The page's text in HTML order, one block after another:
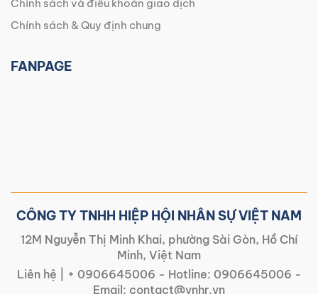
Chính sách và điều khoản giao dịch
Chính sách & Quy định chung
FANPAGE
CÔNG TY TNHH HIỆP HỘI NHÂN SỰ VIỆT NAM
12M Nguyễn Thị Minh Khai, phường Sài Gòn, Hồ Chí
Minh, Việt Nam
Liên hệ |
+ 0906645006 - Hotline: 0906645006 -
Email: contact@vnhr.vn